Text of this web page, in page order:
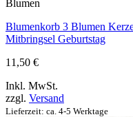
Blumen
Blumenkorb 3 Blumen
Mitbringsel Geburtstag
11,50 €
Inkl. MwSt.
zzgl. Versand
Lieferzeit: ca. 4-5 Werktage